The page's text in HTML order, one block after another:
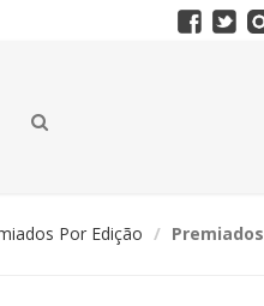
Por Edição